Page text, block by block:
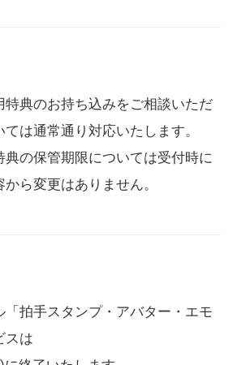
特典のお持ち込みをご相談いただ
は通常通り対応いたします。
の保管期限については受付時に
ら変更はありません。
「拍手スタンプ・アバター・エモ
スは